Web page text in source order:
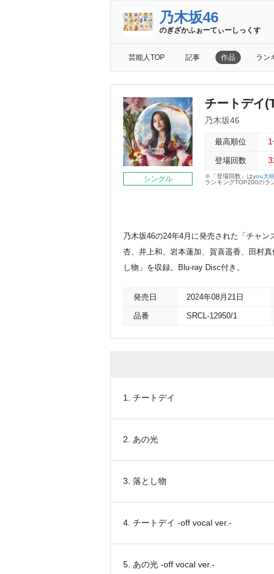
乃木坂46
のぎざかふぉーてぃーしっくす
芸能人TOP 記事 作品 ラン
シングル
チートデイ
乃木坂46
最高順位 1
登場回数
※「登場回数」はyou大
ランキングTOP200のラ
乃木坂46の24年4月に発売された「チャ
杏、井上和、岩本蓮加、賀喜遥香、田村
し物」を収録。Blu-ray Disc付き。
発売日 2024年08月21日
品番 SRCL-12950/1
1. チートデイ
2. あの光
3. 落とし物
4. チートデイ -off vocal ver.-
5. あの光 -off vocal ver.-